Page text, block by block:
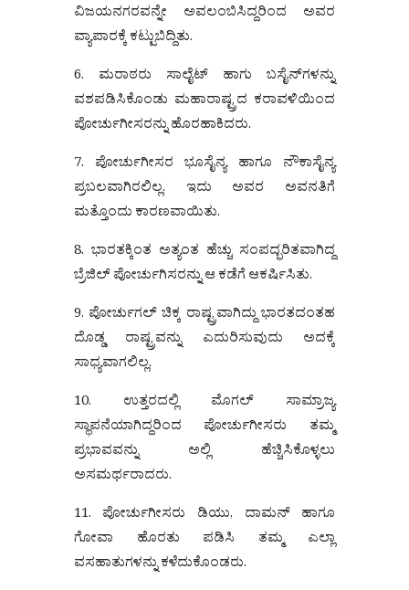
ವಿಜಯನಗರವನ್ನೇ ಅವಲಂಬಿಸಿದ್ದರಿಂದ ಅವರ
ವ್ಯಾಪಾರಕ್ಕೆ ಕಟ್ಟುಬಿದ್ದಿತು.
6. ಮರಾಠರು ಸಾಲೈಟ್ ಹಾಗು ಬಸೈನ್‌ಗಳನ್ನು
ವಶಪಡಿಸಿಕೊಂಡು ಮಹಾರಾಷ್ಟ್ರದ ಕರಾವಳಿಯಿಂದ
ಪೋರ್ಚುಗೀಸರನ್ನು ಹೊರಹಾಕಿದರು.
7. ಪೋರ್ಚುಗೀಸರ ಭೂಸೈನ್ಯ ಹಾಗೂ ನೌಕಾಸೈನ್ಯ
ಪ್ರಬಲವಾಗಿರಲಿಲ್ಲ. ಇದು ಅವರ ಅವನತಿಗೆ
ಮತ್ತೊಂದು ಕಾರಣವಾಯಿತು.
8. ಭಾರತಕ್ಕಿಂತ ಅತ್ಯಂತ ಹೆಚ್ಚು ಸಂಪದ್ಭರಿತವಾಗಿದ್ದ
ಬ್ರೆಜಿಲ್ ಪೋರ್ಚುಗಿಸರನ್ನು ಆ ಕಡೆಗೆ ಆಕರ್ಷಿಸಿತು.
9. ಪೋರ್ಚುಗಲ್ ಚಿಕ್ಕ ರಾಷ್ಟ್ರವಾಗಿದ್ದು ಭಾರತದಂತಹ
ದೊಡ್ಡ ರಾಷ್ಟ್ರವನ್ನು ಎದುರಿಸುವುದು ಅದಕ್ಕೆ
ಸಾಧ್ಯವಾಗಲಿಲ್ಲ.
10. ಉತ್ತರದಲ್ಲಿ ಮೊಗಲ್ ಸಾಮ್ರಾಜ್ಯ
ಸ್ಥಾಪನೆಯಾಗಿದ್ದರಿಂದ ಪೋರ್ಚುಗೀಸರು ತಮ್ಮ
ಪ್ರಭಾವವನ್ನು ಅಲ್ಲಿ ಹೆಚ್ಚಿಸಿಕೊಳ್ಳಲು
ಅಸಮರ್ಥರಾದರು.
11. ಪೋರ್ಚುಗೀಸರು ಡಿಯು, ದಾಮನ್ ಹಾಗೂ
ಗೋವಾ ಹೊರತು ಪಡಿಸಿ ತಮ್ಮ ಎಲ್ಲಾ
ವಸಹಾತುಗಳನ್ನು ಕಳೆದುಕೊಂಡರು.